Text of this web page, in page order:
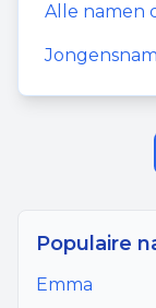
Alle namen
Populaire
Emma